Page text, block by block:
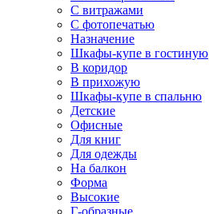
С витражами
С фотопечатью
Назначение
Шкафы-купе в гостиную
В коридор
В прихожую
Шкафы-купе в спальню
Детские
Офисные
Для книг
Для одежды
На балкон
Форма
Высокие
Г-образные